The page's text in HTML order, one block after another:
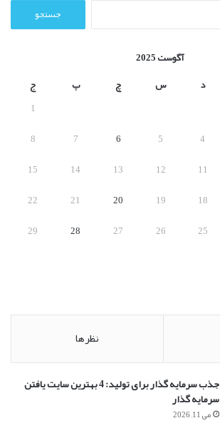
آگوست 2025
د س چ پ
ج
1
4
5
6
7
8
11
12
13
14
15
18
19
20
21
22
25
26
27
28
29
نظرها
جذب سرمایه گذار برای تولید: 4 بهترین سایت یافتن
سرمایه گذار
می 11, 2026